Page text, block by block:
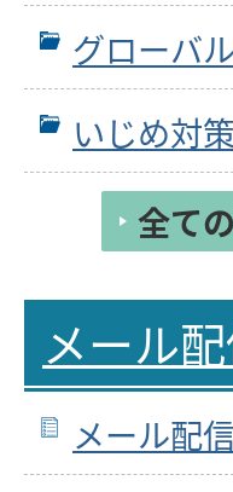
グローバ
いじめ対策
全て
メール
メール配